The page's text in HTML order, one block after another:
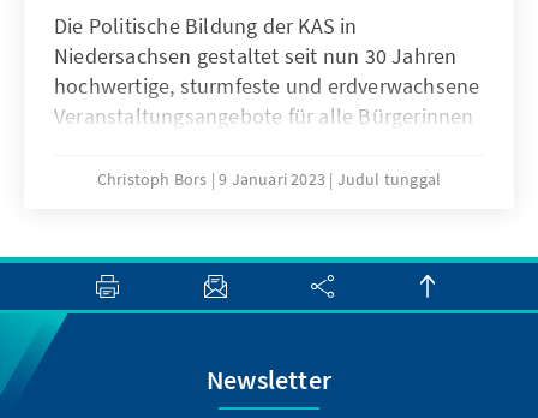
Die Politische Bildung der KAS in
Niedersachsen gestaltet seit nun 30 Jahren
hochwertige, sturmfeste und erdverwachsene
Veranstaltungsangebote für alle Bürgerinnen
Christoph Bors 9 Januari 2023 Judul tunggal
Newsletter